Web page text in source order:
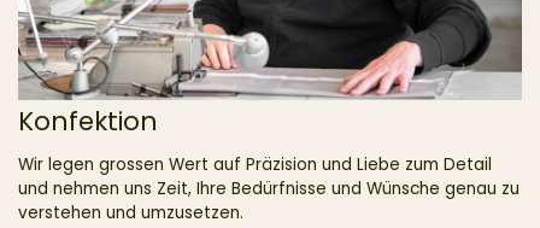
Konfektion
Wir legen grossen Wert auf Präzision und Liebe zum Detail
und nehmen uns Zeit, Ihre Bedürfnisse und Wünsche genau zu
verstehen und umzusetzen.